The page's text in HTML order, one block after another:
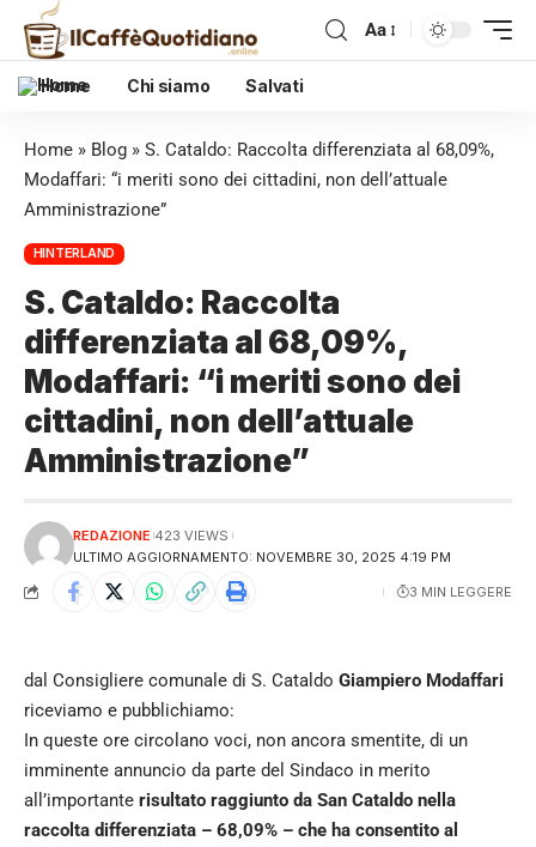
Aa
Home Chi siamo Salvati
Home » Blog » S. Cataldo: Raccolta differenziata al 68,09%,
Modaffari: “i meriti sono dei cittadini, non dell’attuale
Amministrazione”
HINTERLAND
S. Cataldo: Raccolta
differenziata al 68,09%,
Modaffari: “i meriti sono dei
cittadini, non dell’attuale
Amministrazione”
ULTIMO AGGIORNAMENTO: NOVEMBRE 30, 2025 4:19 PM
REDAZIONE 423 VIEWS
3 MIN LEGGERE
dal Consigliere comunale di S. Cataldo Giampiero Modaffari
riceviamo e pubblichiamo:
In queste ore circolano voci, non ancora smentite, di un
imminente annuncio da parte del Sindaco in merito
all’importante risultato raggiunto da San Cataldo nella
raccolta differenziata – 68,09% – che ha consentito al